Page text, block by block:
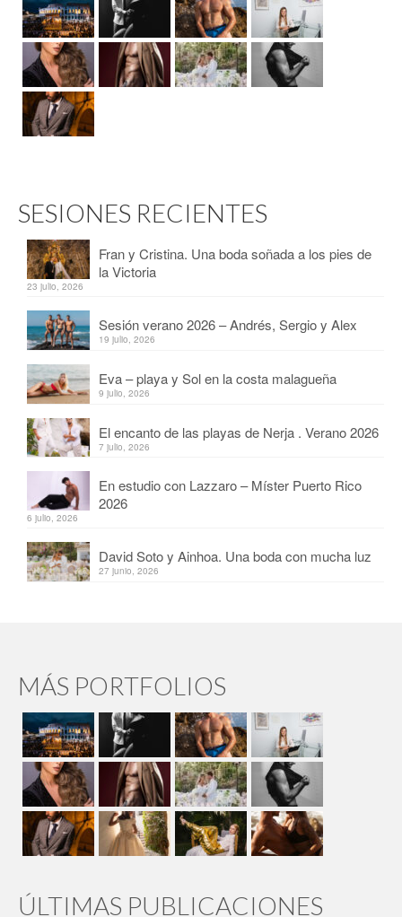
SESIONES RECIENTES
Fran y Cristina. Una boda soñada a los pies de
la Victoria
23 julio, 2026
Sesión verano 2026 – Andrés, Sergio y Alex
19 julio, 2026
Eva – playa y Sol en la costa malagueña
9 julio, 2026
El encanto de las playas de Nerja . Verano 2026
7 julio, 2026
En estudio con Lazzaro – Míster Puerto Rico
2026
6 julio, 2026
David Soto y Ainhoa. Una boda con mucha luz
27 junio, 2026
MÁS PORTFOLIOS
ÚLTIMAS PUBLICACIONES